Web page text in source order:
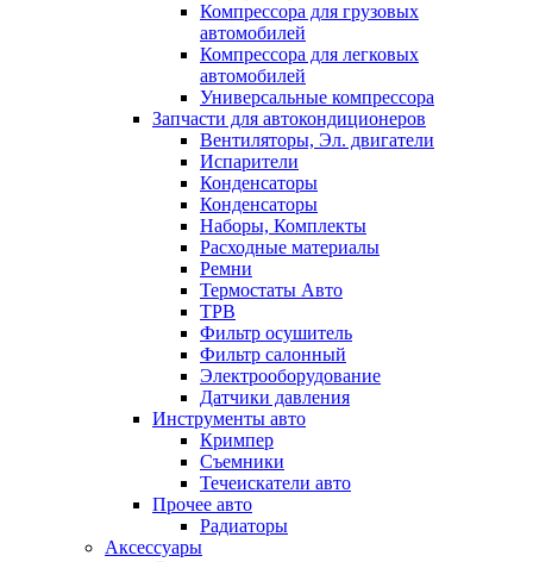
Компрессора для грузовых
автомобилей
Компрессора для легковых
автомобилей
Универсальные компрессора
Запчасти для автокондиционеров
Вентиляторы, Эл. двигатели
Испарители
Конденсаторы
Конденсаторы
Наборы, Комплекты
Расходные материалы
Ремни
Термостаты Авто
ТРВ
Фильтр осушитель
Фильтр салонный
Электрооборудование
Датчики давления
Инструменты авто
Кримпер
Съемники
Течеискатели авто
Прочее авто
Радиаторы
Аксессуары